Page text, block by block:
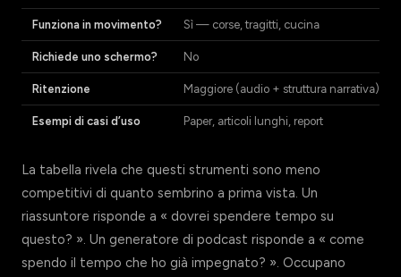
Funziona in movimento? Sì — corse, tragitti, cucina
Richiede uno schermo? No
Ritenzione Maggiore (audio + struttura narrativa)
Esempi di casi d’uso Paper, articoli lunghi, report
La tabella rivela che questi strumenti sono meno
competitivi di quanto sembrino a prima vista. Un
riassuntore risponde a « dovrei spendere tempo su
questo? ». Un generatore di podcast risponde a « come
spendo il tempo che ho già impegnato? ». Occupano